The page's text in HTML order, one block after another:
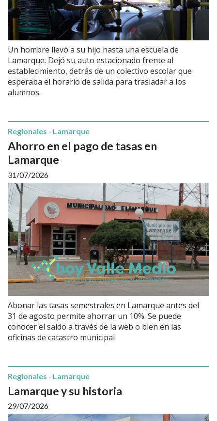
Un hombre llevó a su hijo hasta una escuela de
Lamarque. Dejó su auto estacionado frente al
establecimiento, detrás de un colectivo escolar que
esperaba el horario de salida para trasladar a los
alumnos.
Ahorro en el pago de tasas en
Lamarque
Regionales - Lamarque
31/07/2026
Abonar las tasas semestrales en Lamarque antes del
31 de agosto permite ahorrar un 10%. Se puede
conocer el saldo a través de la web o bien en las
oficinas de catastro municipal
Lamarque y su historia
Regionales - Lamarque
29/07/2026